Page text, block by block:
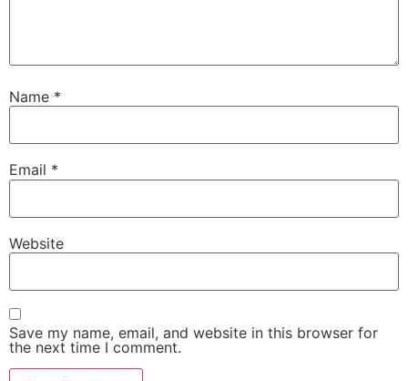
Name *
Email *
Website
Save my name, email, and website in this browser for
the next time I comment.